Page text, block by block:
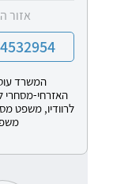
אזור
המשרד
האזרחי-מסחרי
לרוודיו, משפט